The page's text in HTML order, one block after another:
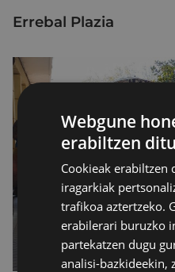
Errebal Plazia
Webgune
erabiltzen ditu
Cookieak erabiltzen
iragarkiak
trafikoa aztertzeko.
erabilerari buruzko
partekatzen dugu
analisi-bazkideekin,